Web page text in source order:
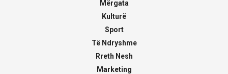
Mërgata
Kulturë
Sport
Të Ndryshme
Rreth Nesh
Marketing